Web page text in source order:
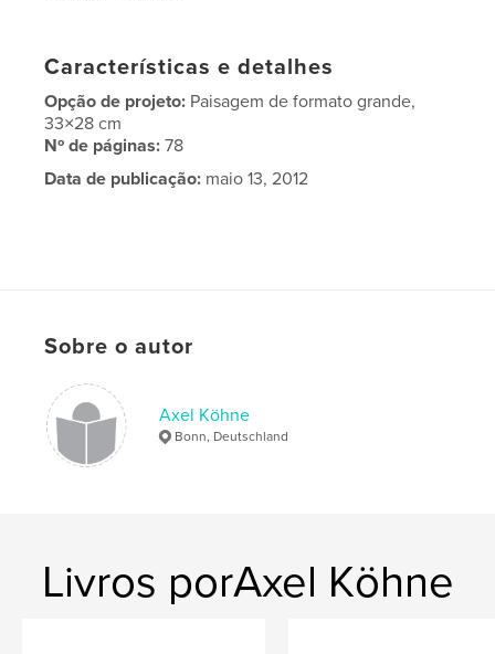
Características e detalhes
Opção de projeto: Paisagem de formato grande,
33×28 cm
Nº de páginas:78
Data de publicação: maio 13, 2012
Sobre o autor
Axel Köhne
Bonn, Deutschland
Livros porAxel Köhne